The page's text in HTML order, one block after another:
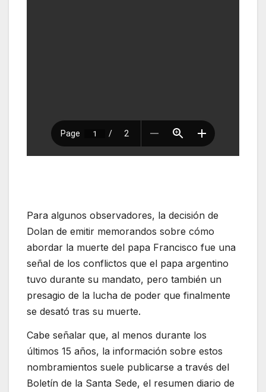
Para algunos observadores, la decisión de
Dolan de emitir memorandos sobre cómo
abordar la muerte del papa Francisco fue una
señal de los conflictos que el papa argentino
tuvo durante su mandato, pero también un
presagio de la lucha de poder que finalmente
se desató tras su muerte.
Cabe señalar que, al menos durante los
últimos 15 años, la información sobre estos
nombramientos suele publicarse a través del
Boletín de la Santa Sede, el resumen diario de